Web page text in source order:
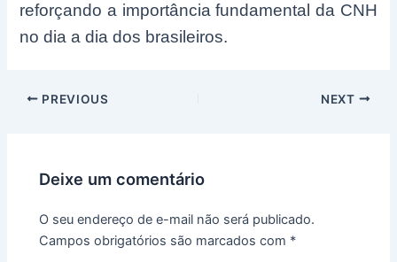
reforçando a importância fundamental da CNH
no dia a dia dos brasileiros.
Post
PREVIOUS NEXT
Deixe um comentário
O seu endereço de e-mail não será publicado.
Campos obrigatórios são marcados com *